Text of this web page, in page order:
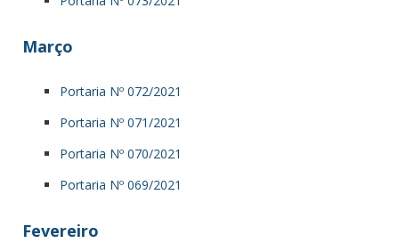
Março
Portaria Nº 072/2021
Portaria Nº 071/2021
Portaria Nº 070/2021
Portaria Nº 069/2021
Fevereiro